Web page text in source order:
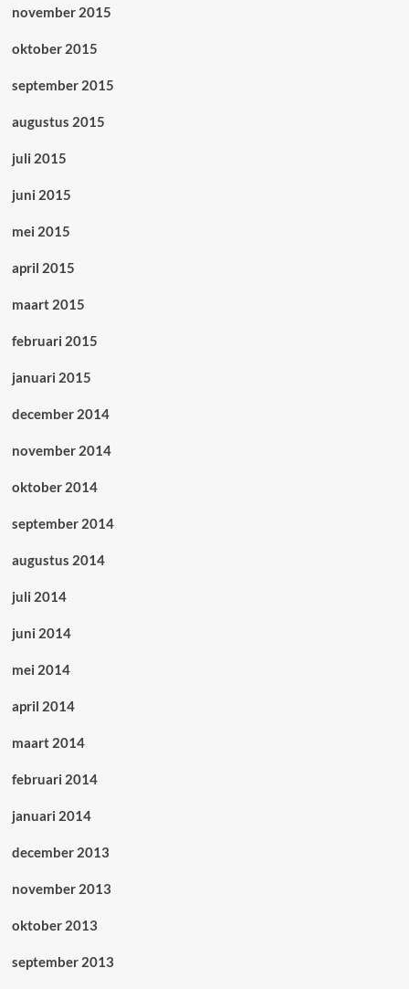
november 2015
oktober 2015
september 2015
augustus 2015
juli 2015
juni 2015
mei 2015
april 2015
maart 2015
februari 2015
januari 2015
december 2014
november 2014
oktober 2014
september 2014
augustus 2014
juli 2014
juni 2014
mei 2014
april 2014
maart 2014
februari 2014
januari 2014
december 2013
november 2013
oktober 2013
september 2013